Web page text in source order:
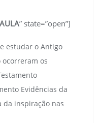
” state=”open”]
estudar o Antigo
os
Evidências da
da inspiração nas